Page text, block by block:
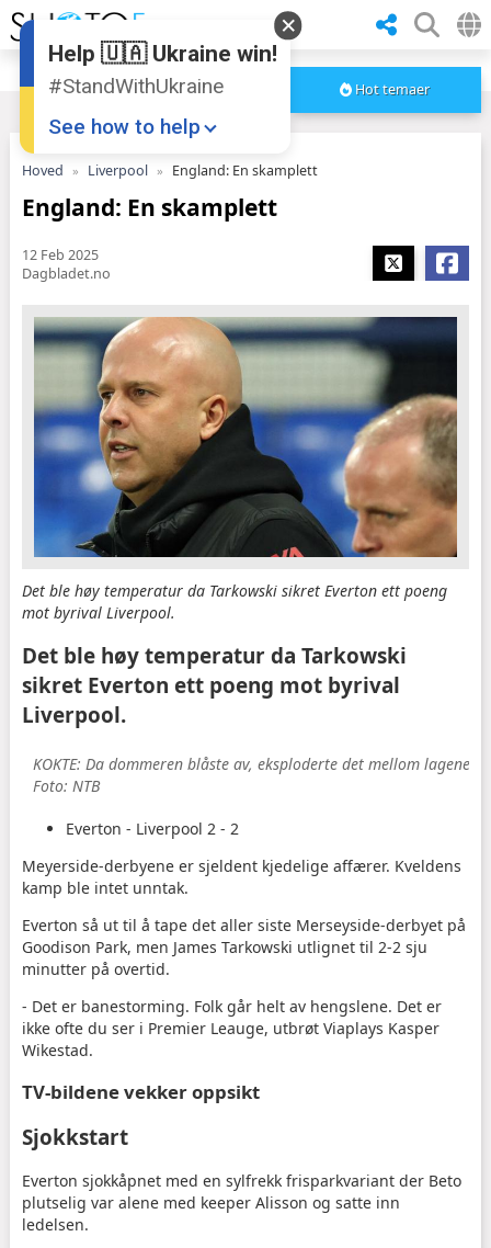
Hot temaer
Hoved Liverpool England: En skamplett
England: En skamplett
12 Feb 2025
Dagbladet.no
Det ble høy temperatur da Tarkowski sikret Everton ett poeng
mot byrival Liverpool.
Det ble høy temperatur da Tarkowski
sikret Everton ett poeng mot byrival
Liverpool.
KOKTE: Da dommeren blåste av, eksploderte det mellom lagene.
Foto: NTB
Everton - Liverpool 2 - 2
Meyerside-derbyene er sjeldent kjedelige affærer. Kveldens
kamp ble intet unntak.
Everton så ut til å tape det aller siste Merseyside-derbyet på
Goodison Park, men James Tarkowski utlignet til 2-2 sju
minutter på overtid.
- Det er banestorming. Folk går helt av hengslene. Det er
ikke ofte du ser i Premier Leauge, utbrøt Viaplays Kasper
Wikestad.
TV-bildene vekker oppsikt
Sjokkstart
Everton sjokkåpnet med en sylfrekk frisparkvariant der Beto
plutselig var alene med keeper Alisson og satte inn
ledelsen.
Help 🇺🇦 Ukraine win!
#StandWithUkraine
See how to help
Donate
💸
Support Ukraine
Share this widget
📌